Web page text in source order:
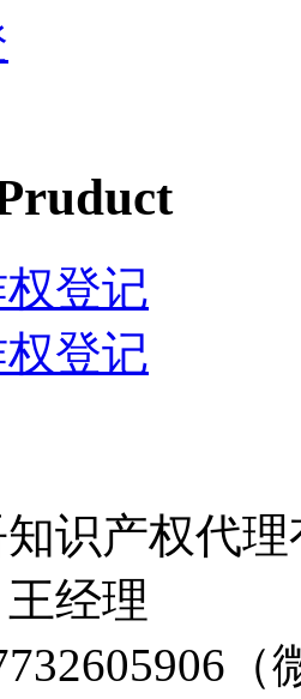
登记
登记
知识产权代
经理
（